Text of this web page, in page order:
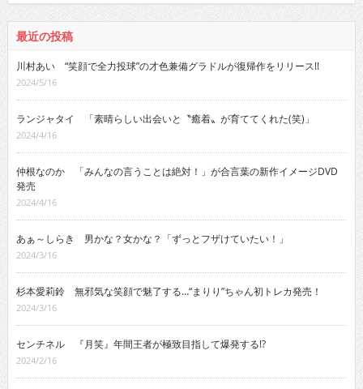
最近の投稿
川村あい “笑顔で全力投球”の才色兼備グラドルが復帰作をリリース!!
2024/5/16
ランジャタイ 「素晴らしい出会いと〝癒着〟が育ててくれた(笑)」
2024/4/16
仲根なのか 「みんなの言うことは絶対！」が合言葉の新作イメージDVD
発売
2024/4/16
あぁ～しらき 男かな？女かな？「ずっとフザけていたい！」
2024/3/16
杉本愛莉鈴 無邪気な笑顔で魅了する…“まりり”ちゃん初トレカ発売！
2024/3/16
センチネル 『月笑』年間王者が極致目指して爆発する!?
2024/2/16